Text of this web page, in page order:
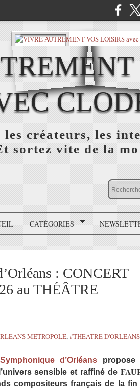
créateurs, les
sortez vite de la
CATÉGORIES
: CONCERT
au THÉÂTRE
METROPOLE,#THEATRE D'ORLEANS
d’Orléans propose
sensible et raffiné de
compositeurs français de la fin